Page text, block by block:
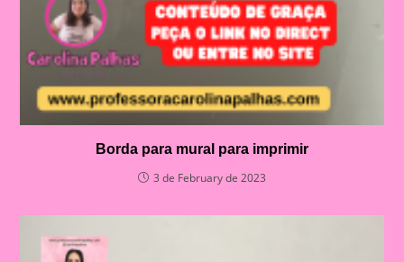
Borda para mural para imprimir
3 de February de 2023